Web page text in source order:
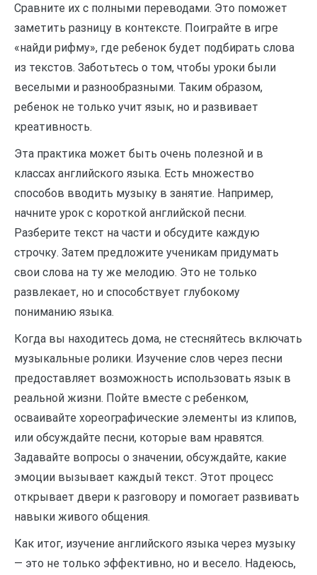
Сравните их с полными переводами. Это поможет
заметить разницу в контексте. Поиграйте в игре
«найди рифму», где ребенок будет подбирать слова
из текстов. Заботьтесь о том, чтобы уроки были
веселыми и разнообразными. Таким образом,
ребенок не только учит язык, но и развивает
креативность.
Эта практика может быть очень полезной и в
классах английского языка. Есть множество
способов вводить музыку в занятие. Например,
начните урок с короткой английской песни.
Разберите текст на части и обсудите каждую
строчку. Затем предложите ученикам придумать
свои слова на ту же мелодию. Это не только
развлекает, но и способствует глубокому
пониманию языка.
Когда вы находитесь дома, не стесняйтесь включать
музыкальные ролики. Изучение слов через песни
предоставляет возможность использовать язык в
реальной жизни. Пойте вместе с ребенком,
осваивайте хореографические элементы из клипов,
или обсуждайте песни, которые вам нравятся.
Задавайте вопросы о значении, обсуждайте, какие
эмоции вызывает каждый текст. Этот процесс
открывает двери к разговору и помогает развивать
навыки живого общения.
Как итог, изучение английского языка через музыку
— это не только эффективно, но и весело. Надеюсь,